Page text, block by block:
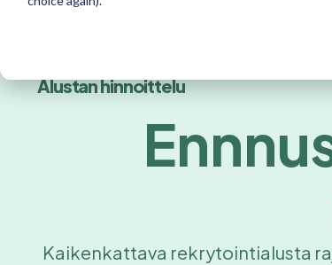
Alustan hinnoittelu
Kaikenkattava rekrytointialusta